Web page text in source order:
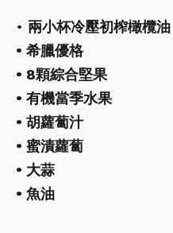
• 兩小杯冷壓初榨橄欖油
• 希臘優格
• 8顆綜合堅果
• 有機當季水果
• 胡蘿蔔汁
• 蜜漬蘿蔔
• 大蒜
• 魚油